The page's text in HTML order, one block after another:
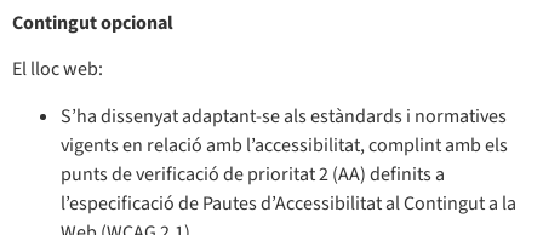
Contingut opcional
El lloc web:
S’ha dissenyat adaptant-se als estàndards i normatives
vigents en relació amb l’accessibilitat, complint amb els
punts de verificació de prioritat 2 (AA) definits a
l’especificació de Pautes d’Accessibilitat al Contingut a la